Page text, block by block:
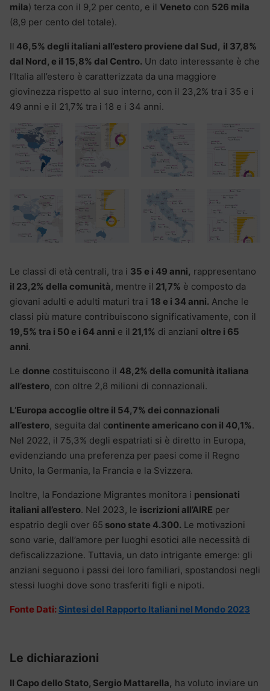
mila) terza con il 9,2 per cento, e il Veneto con 526 mila
(8,9 per cento del totale).
Il 46,5% degli italiani all’estero proviene dal Sud, il 37,8%
dal Nord, e il 15,8% dal Centro. Un dato interessante è che
l’Italia all’estero è caratterizzata da una maggiore
giovinezza rispetto al suo interno, con il 23,2% tra i 35 e i
49 anni e il 21,7% tra i 18 e i 34 anni.
Le classi di età centrali, tra i 35 e i 49 anni, rappresentano
il 23,2% della comunità, mentre il 21,7% è composto da
giovani adulti e adulti maturi tra i 18 e i 34 anni. Anche le
classi più mature contribuiscono significativamente, con il
19,5% tra i 50 e i 64 anni e il 21,1% di anziani oltre i 65
anni.
Le donne costituiscono il 48,2% della comunità italiana
all’estero, con oltre 2,8 milioni di connazionali.
L’Europa accoglie oltre il 54,7% dei connazionali
all’estero, seguita dal continente americano con il 40,1%.
Nel 2022, il 75,3% degli espatriati si è diretto in Europa,
evidenziando una preferenza per paesi come il Regno
Unito, la Germania, la Francia e la Svizzera.
Inoltre, la Fondazione Migrantes monitora i pensionati
italiani all’estero. Nel 2023, le iscrizioni all’AIRE per
espatrio degli over 65 sono state 4.300. Le motivazioni
sono varie, dall’amore per luoghi esotici alle necessità di
defiscalizzazione. Tuttavia, un dato intrigante emerge: gli
anziani seguono i passi dei loro familiari, spostandosi negli
stessi luoghi dove sono trasferiti figli e nipoti.
Fonte Dati: Sintesi del Rapporto Italiani nel Mondo 2023
Le dichiarazioni
Il Capo dello Stato, Sergio Mattarella, ha voluto inviare un